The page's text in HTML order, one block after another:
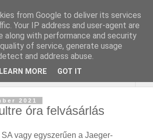
Kulcsszó
2021
óra felvásárlás
vagy egyszerűen a Jaeger-
from Google to deliver its services
Your IP address and user-agent are
along with performance and security
of service, generate usage
and address abuse.
LEARN MORE GOT IT